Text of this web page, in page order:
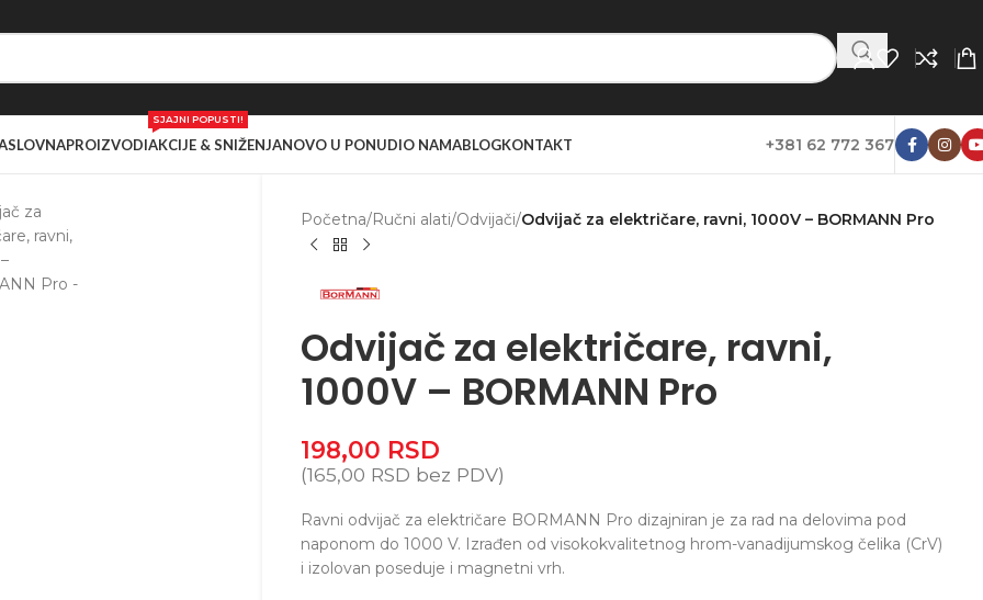
PROIZVODIAKCIJE & SNIŽENJA
SJAJNI POPUSTI!
NOVO U PONUDIO NAMABLOGKONTAKT +381 62 772 367
Početna/Ručni alati/Odvijači/Odvijač za električare, ravni, 1000V – BORMANN Pro
Odvijač za električare, ravni,
1000V – BORMANN Pro
198,00 RSD
(165,00 RSD bez PDV)
Ravni odvijač za električare BORMANN Pro dizajniran je za rad na delovima pod
naponom do 1000 V. Izrađen od visokokvalitetnog hrom-vanadijumskog čelika (CrV)
i izolovan poseduje i magnetni vrh.